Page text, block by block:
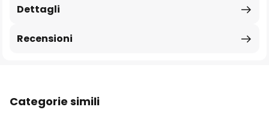
Dettagli
Recensioni
Categorie simili